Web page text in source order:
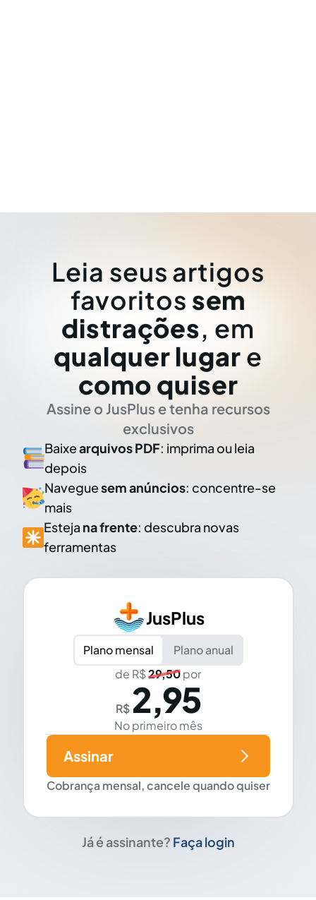
Leia seus artigos
favoritos sem
distrações, em
qualquer lugar e
como quiser
Assine o JusPlus e tenha recursos
exclusivos
Baixearquivos PDF: imprima ou leia
depois
Naveguesem anúncios: concentre-se
mais
Esteja na frente: descubra novas
ferramentas
JusPlus
Plano mensal
Plano anual
de R$29,50por
R$ 2,95
No primeiro mês
Cobrança mensal, cancele quando quiser
Assinar
Já é assinante? Faça login